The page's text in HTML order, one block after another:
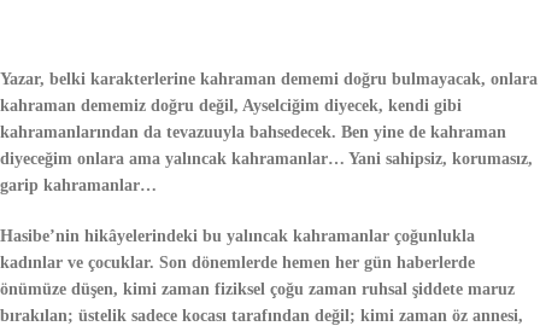
Yazar, belki karakterlerine kahraman dememi doğru bulmayacak, onlara
kahraman dememiz doğru değil, Ayselciğim diyecek, kendi gibi
kahramanlarından da tevazuuyla bahsedecek. Ben yine de kahraman
diyeceğim onlara ama yalıncak kahramanlar… Yani sahipsiz, korumasız,
garip kahramanlar…
Hasibe’nin hikâyelerindeki bu yalıncak kahramanlar çoğunlukla
kadınlar ve çocuklar. Son dönemlerde hemen her gün haberlerde
önümüze düşen, kimi zaman fiziksel çoğu zaman ruhsal şiddete maruz
bırakılan; üstelik sadece kocası tarafından değil; kimi zaman öz annesi,